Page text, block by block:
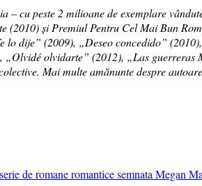
cu peste 2 milioane de exemplare
și Premiul Pentru Cel Mai Bun
dije” (2009), „Deseo concedido”
olvidarte” (2012), „Las
Mai multe amănunte despre